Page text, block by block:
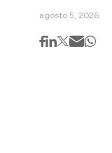
agosto 5, 2026